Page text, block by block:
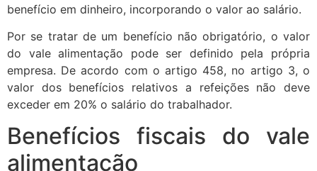
benefício em dinheiro, incorporando o valor ao salário.
Por se tratar de um benefício não obrigatório, o valor
do vale alimentação pode ser definido pela própria
empresa. De acordo com o artigo 458, no artigo 3, o
valor dos benefícios relativos a refeições não deve
exceder em 20% o salário do trabalhador.
Benefícios fiscais do vale
alimentação